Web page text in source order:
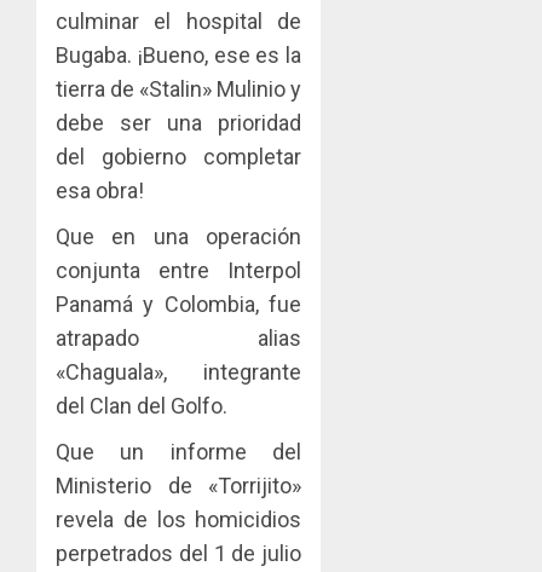
culminar el hospital de
Bugaba. ¡Bueno, ese es la
tierra de «Stalin» Mulinio y
debe ser una prioridad
del gobierno completar
esa obra!
Que en una operación
conjunta entre Interpol
Panamá y Colombia, fue
atrapado alias
«Chaguala», integrante
del Clan del Golfo.
Que un informe del
Ministerio de «Torrijito»
revela de los homicidios
perpetrados del 1 de julio